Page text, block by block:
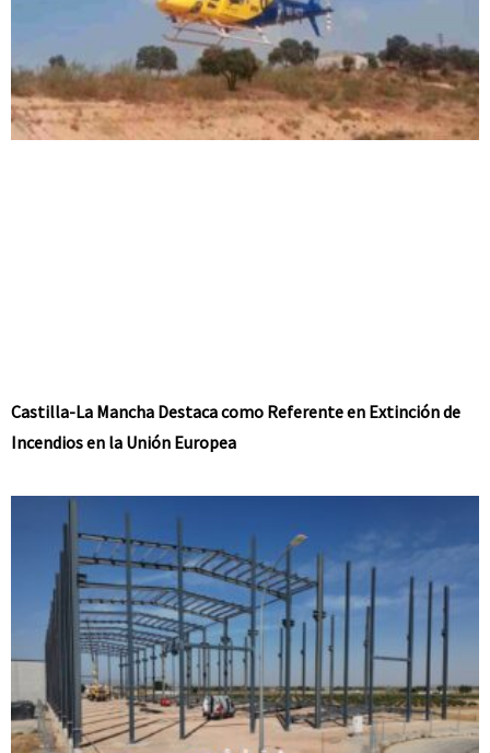
Castilla-La Mancha Destaca como Referente en Extinción de
Incendios en la Unión Europea